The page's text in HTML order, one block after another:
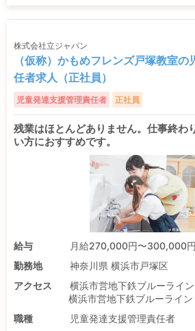
株式会社立ジャパン
（仮称）かもめフレンズ戸塚教室
任者求人（正社員）
児童発達支援管理責任者 正社員
残業はほとんどありません。仕事終わ
い方におすすめです。
給与
月給270,000円〜300,000円
勤務地
神奈川県 横浜市戸塚区
アクセス
横浜市営地下鉄ブルーライ
横浜市営地下鉄ブルーライ
職種
児童発達支援管理責任者